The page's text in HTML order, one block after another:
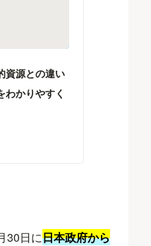
資源との違い
わかりやすく
30日に日本政府から